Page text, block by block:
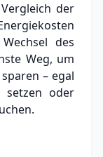
der
des
Weg, um
– egal
setzen oder